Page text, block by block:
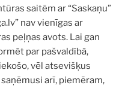
saitēm ar “Saskaņu”
nav vienīgas ar
peļņas avots. Lai gan
par pašvaldībā,
vēl atsevišķus
arī, piemēram,